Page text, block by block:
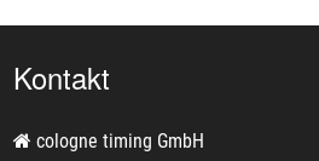
Kontakt
cologne timing GmbH